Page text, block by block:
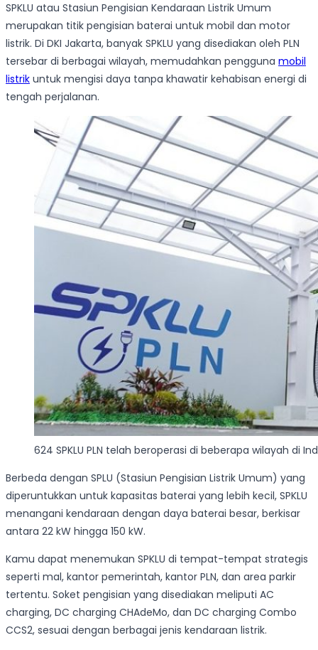
SPKLU atau Stasiun Pengisian Kendaraan Listrik Umum
merupakan titik pengisian baterai untuk mobil dan motor
listrik. Di DKI Jakarta, banyak SPKLU yang disediakan oleh PLN
tersebar di berbagai wilayah, memudahkan pengguna mobil
listrik untuk mengisi daya tanpa khawatir kehabisan energi di
tengah perjalanan.
624 SPKLU PLN telah beroperasi di beberapa wilayah di
Berbeda dengan SPLU (Stasiun Pengisian Listrik Umum) yang
diperuntukkan untuk kapasitas baterai yang lebih kecil, SPKLU
menangani kendaraan dengan daya baterai besar, berkisar
antara 22 kW hingga 150 kW.
Kamu dapat menemukan SPKLU di tempat-tempat strategis
seperti mal, kantor pemerintah, kantor PLN, dan area parkir
tertentu. Soket pengisian yang disediakan meliputi AC
charging, DC charging CHAdeMo, dan DC charging Combo
CCS2, sesuai dengan berbagai jenis kendaraan listrik.